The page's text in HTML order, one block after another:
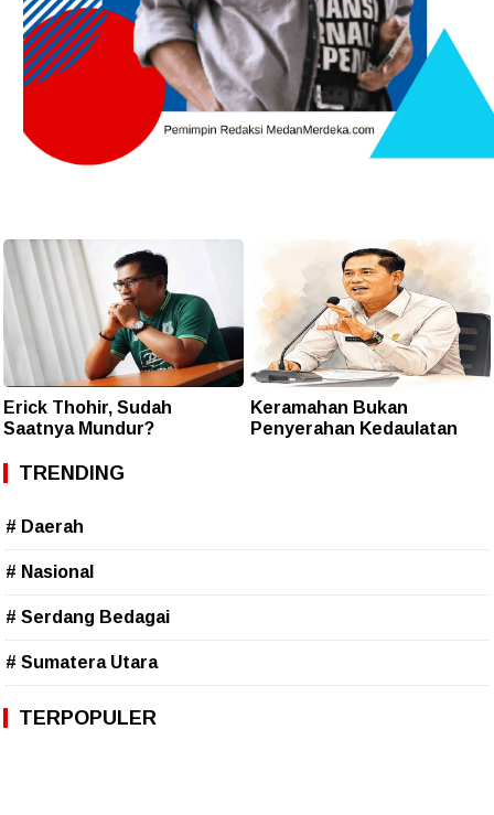
Erick Thohir, Sudah
Saatnya Mundur?
Keramahan Bukan
Penyerahan Kedaulatan
TRENDING
# Daerah
# Nasional
# Serdang Bedagai
# Sumatera Utara
TERPOPULER